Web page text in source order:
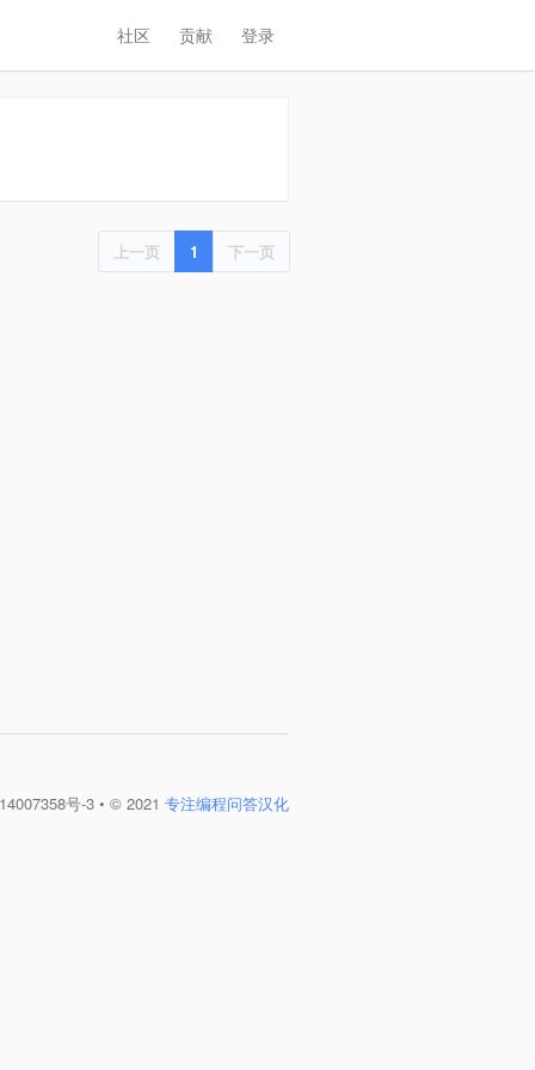
登录
贡献
社区
上一页 1 下一页
号-3 • © 2021 专注编程问答汉化